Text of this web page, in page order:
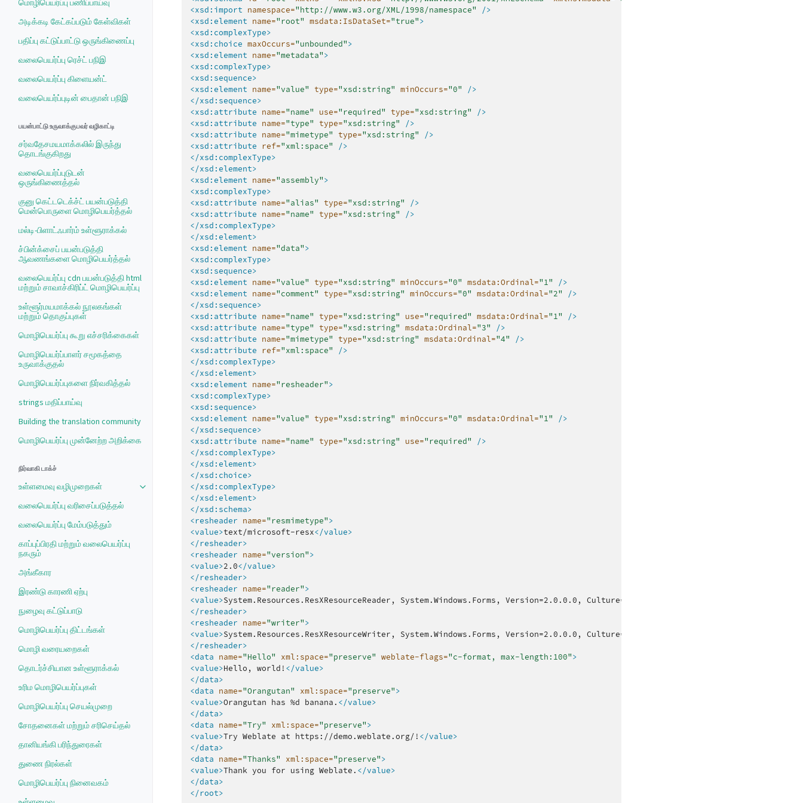
மொழிபெயர்ப்பு பணிப்பாய்வு
அடிக்கடி கேட்கப்படும் கேள்விகள்
பதிப்பு கட்டுப்பாட்டு ஒருங்கிணைப்பு
வலைபெயர்ப்பு ரெச்ட் பநிஇ
வலைபெயர்ப்பு கிளையன்ட்
வலைபெயர்ப்புடின் பைதான் பநிஇ
பயன்பாட்டு உருவாக்குபவர் வழிகாட்டி
சர்வதேசமயமாக்கலில் இருந்து
தொடங்குகிறது
வலைபெயர்ப்புடுடன்
ஒருங்கிணைத்தல்
குனு கெட்டடெக்ச்ட் பயன்படுத்தி
மென்பொருளை மொழிபெயர்த்தல்
மல்டி-பிளாட்ஃபார்ம் உள்ளூராக்கல்
ச்பின்க்சைப் பயன்படுத்தி
ஆவணங்களை மொழிபெயர்த்தல்
வலைபெயர்ப்பு cdn பயன்படுத்தி html
மற்றும் சாவாச்கிரிப்ட் மொழிபெயர்ப்பு
உள்ளூர்மயமாக்கல் நூலகங்கள்
மற்றும் தொகுப்புகள்
மொழிபெயர்ப்பு கூறு எச்சரிக்கைகள்
மொழிபெயர்ப்பாளர் சமூகத்தை
உருவாக்குதல்
மொழிபெயர்ப்புகளை நிர்வகித்தல்
strings மதிப்பாய்வு
Building the translation community
மொழிபெயர்ப்பு முன்னேற்ற அறிக்கை
நிர்வாகி டாக்ச்
உள்ளமைவு வழிமுறைகள்
Toggle navigation of உள்ளமைவு வழிமுறைகள்
வலைபெயர்ப்பு வரிசைப்படுத்தல்
வலைபெயர்ப்பு மேம்படுத்தும்
காப்புப்பிரதி மற்றும் வலைபெயர்ப்பு
நகரும்
அங்கீகார
இரண்டு காரணி ஏற்பு
நுழைவு கட்டுப்பாடு
மொழிபெயர்ப்பு திட்டங்கள்
மொழி வரையறைகள்
தொடர்ச்சியான உள்ளூராக்கல்
உரிம மொழிபெயர்ப்புகள்
மொழிபெயர்ப்பு செயல்முறை
சோதனைகள் மற்றும் சரிசெய்தல்
தானியங்கி பரிந்துரைகள்
துணை நிரல்கள்
மொழிபெயர்ப்பு நினைவகம்
<xsd:import namespace="http://www.w3.org/XML/1998/namespace"
/>
<xsd:element name="root" msdata:IsDataSet="true">
<xsd:complexType>
<xsd:choice maxOccurs="unbounded">
<xsd:element name="metadata">
<xsd:complexType>
<xsd:sequence>
<xsd:element name="value" type="xsd:string" minOccurs="0"
/>
</xsd:sequence>
<xsd:attribute name="name" use="required" type="xsd:string"
/>
<xsd:attribute name="type" type="xsd:string"
/>
<xsd:attribute name="mimetype" type="xsd:string"
/>
<xsd:attribute ref="xml:space"
/>
</xsd:complexType>
</xsd:element>
<xsd:element name="assembly">
<xsd:complexType>
<xsd:attribute name="alias" type="xsd:string"
/>
<xsd:attribute name="name" type="xsd:string"
/>
</xsd:complexType>
</xsd:element>
<xsd:element name="data">
<xsd:complexType>
<xsd:sequence>
<xsd:element name="value" type="xsd:string" minOccurs="0" msdata:Ordinal="1"
/>
<xsd:element name="comment" type="xsd:string" minOccurs="0" msdata:Ordinal="2"
/>
</xsd:sequence>
<xsd:attribute name="name" type="xsd:string" use="required" msdata:Ordinal="1"
/>
<xsd:attribute name="type" type="xsd:string" msdata:Ordinal="3"
/>
<xsd:attribute name="mimetype" type="xsd:string" msdata:Ordinal="4"
/>
<xsd:attribute ref="xml:space"
/>
</xsd:complexType>
</xsd:element>
<xsd:element name="resheader">
<xsd:complexType>
<xsd:sequence>
<xsd:element name="value" type="xsd:string" minOccurs="0" msdata:Ordinal="1"
/>
</xsd:sequence>
<xsd:attribute name="name" type="xsd:string" use="required"
/>
</xsd:complexType>
</xsd:element>
</xsd:choice>
</xsd:complexType>
</xsd:element>
</xsd:schema>
<resheader name="resmimetype">
<value>text/microsoft-resx</value>
</resheader>
<resheader name="version">
<value>2.0</value>
</resheader>
<resheader name="reader">
<value>System.Resources.ResXResourceReader, System.Windows.Forms, Version=2.0.0.0, Culture=neutral,
</resheader>
<resheader name="writer">
<value>System.Resources.ResXResourceWriter, System.Windows.Forms, Version=2.0.0.0, Culture=neutral,
</resheader>
<data name="Hello" xml:space="preserve" weblate-flags="c-format, max-length:100">
<value>Hello, world! </value>
</data>
<data name="Orangutan" xml:space="preserve">
<value>Orangutan has %d banana. </value>
</data>
<data name="Try" xml:space="preserve">
<value>Try Weblate at https://demo.weblate.org/! </value>
</data>
<data name="Thanks" xml:space="preserve">
<value>Thank you for using Weblate. </value>
</data>
</root>